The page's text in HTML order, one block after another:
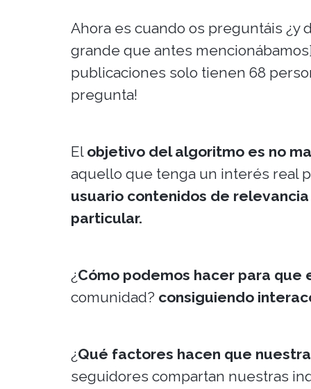
Ahora es cuando os preguntáis ¿y
grande que antes
publicaciones solo tienen 68
pregunta!
El objetivo del algoritmo es no
aquello que tenga un interés real
usuario contenidos de
particular.
¿Cómo podemos hacer para
comunidad? consiguiendo
¿Qué factores hacen que
seguidores compartan nuestras